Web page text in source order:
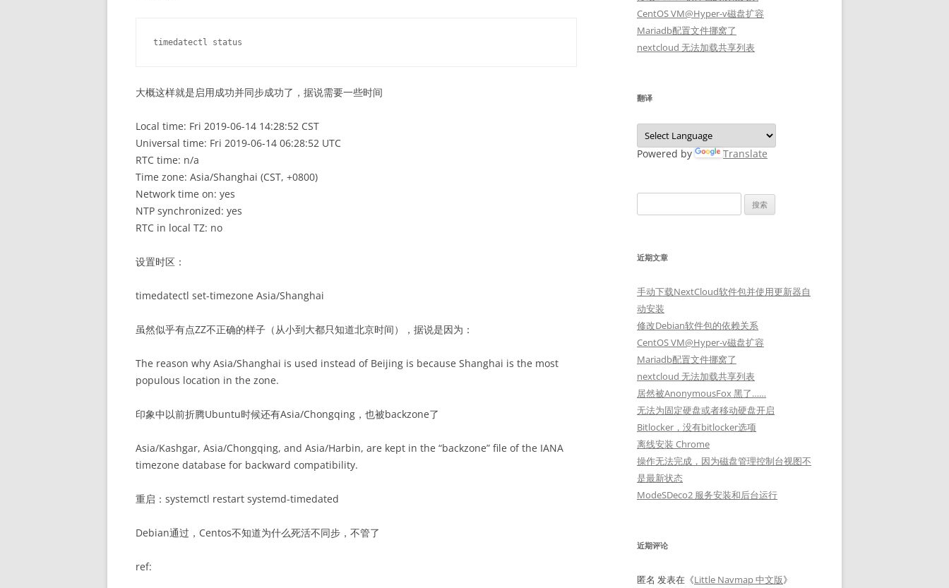
timedatectl status
大概这样就是启用成功并同步成功了，据说需要一些时间
Local time: Fri 2019-06-14 14:28:52 CST
Universal time: Fri 2019-06-14 06:28:52 UTC
RTC time: n/a
Time zone: Asia/Shanghai (CST, +0800)
Network time on: yes
NTP synchronized: yes
RTC in local TZ: no
设置时区：
timedatectl set-timezone Asia/Shanghai
虽然似乎有点ZZ不正确的样子（从小到大都只知道北京时间），据说是因为：
The reason why Asia/Shanghai is used instead of Beijing is because Shanghai is the most
populous location in the zone.
印象中以前折腾Ubuntu时候还有Asia/Chongqing，也被backzone了
Asia/Kashgar, Asia/Chongqing, and Asia/Harbin, are kept in the “backzone” file of the IANA
timezone database for backward compatibility.
重启：systemctl restart systemd-timedated
Debian通过，Centos不知道为什么死活不同步，不管了
ref:
CentOS VM@Hyper-v磁盘扩容
Mariadb配置文件挪窝了
nextcloud 无法加载共享列表
翻译
Powered by Translate
索：
近期文章
手动下载NextCloud软件包并使用更新器自
动安装
修改Debian软件包的依赖关系
CentOS VM@Hyper-v磁盘扩容
Mariadb配置文件挪窝了
nextcloud 无法加载共享列表
居然被AnonymousFox 黑了……
无法为固定硬盘或者移动硬盘开启
Bitlocker，没有bitlocker选项
离线安装 Chrome
操作无法完成，因为磁盘管理控制台视图不
是最新状态
ModeSDeco2 服务安装和后台运行
近期评论
匿名 发表在《Little Navmap 中文版》